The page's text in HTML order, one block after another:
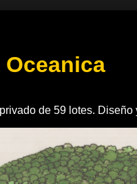
de 59 lotes.